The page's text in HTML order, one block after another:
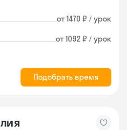
от 1470 ₽ / урок
от 1092 ₽ / урок
Подобрать время